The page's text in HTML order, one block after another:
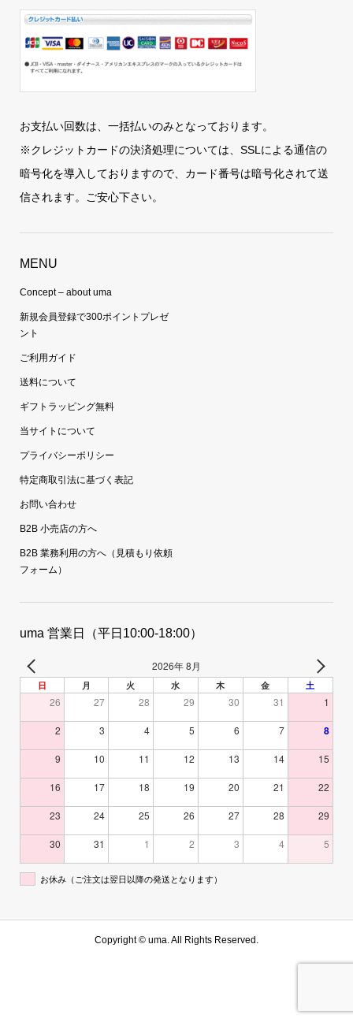
お支払い回数は、一括払いのみとなっております。
※クレジットカードの決済処理については、SSLによる通信の
暗号化を導入しておりますので、カード番号は暗号化されて送
信されます。ご安心下さい。
MENU
Concept – about uma
新規会員登録で300ポイントプレゼ
ント
ご利用ガイド
送料について
ギフトラッピング無料
当サイトについて
プライバシーポリシー
特定商取引法に基づく表記
お問い合わせ
B2B 小売店の方へ
B2B 業務利用の方へ（見積もり依頼
フォーム）
uma 営業日（平日10:00-18:00）
2026年 8月
日 月 火 水 木 金 土
26 27 28 29 30 31 1
2 3 4 5 6 7 8
9 10 11 12 13 14 15
16 17 18 19 20 21 22
23 24 25 26 27 28 29
30 31 1 2 3 4 5
お休み（ご注文は翌日以降の発送となります）
Copyright © uma. All Rights Reserved.